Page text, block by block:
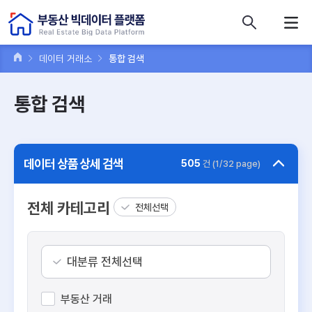
데이터 거래소 통합 검색
통합 검색
데이터 상품 상세 검색 505 건 (1/32 page)
전체 카테고리 전체선택
대분류 전체선택
부동산 거래